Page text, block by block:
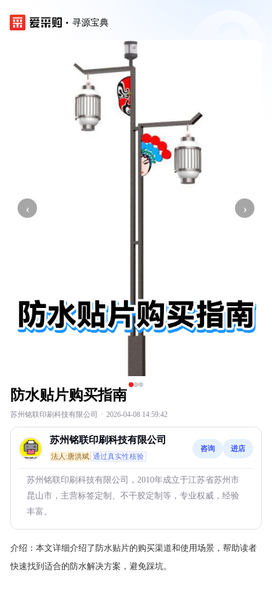
寻源宝典
‹ ›
防水贴片购买指南
苏州铭联印刷科技有限公司 · 2026-04-08 14:59:42
苏州铭联印刷科技有限公司
法人:唐洪斌 通过真实性核验
咨询 进店
苏州铭联印刷科技有限公司，2010年成立于江苏省苏州市
昆山市，主营标签定制、不干胶定制等，专业权威，经验
丰富。
介绍： 本文详细介绍了防水贴片的购买渠道和使用场景，帮助读者
快速找到适合的防水解决方案，避免踩坑。